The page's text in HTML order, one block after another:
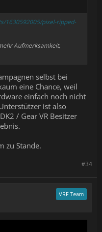
1630592005/pixel-ripped-
Aufmerksamkeit,
selbst bei
eine Chance, weil
einfach noch nicht
ist also
/ Gear VR Besitzer
zu Stande.
#34
VRF Team